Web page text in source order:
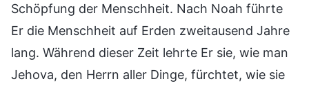
Schöpfung der Menschheit. Nach Noah führte
Er die Menschheit auf Erden zweitausend Jahre
lang. Während dieser Zeit lehrte Er sie, wie man
Jehova, den Herrn aller Dinge, fürchtet, wie sie